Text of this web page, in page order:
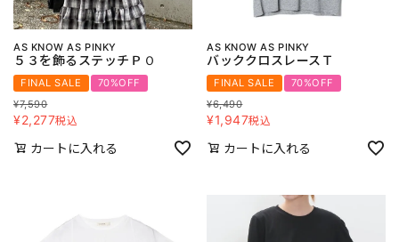
AS KNOW AS PINKY
５３を飾るステッチＰＯ
FINAL SALE
70%OFF
¥7,590
¥2,277税込
カートに入れる
AS KNOW AS PINKY
バッククロスレースＴ
FINAL SALE
70%OFF
¥6,490
¥1,947税込
カートに入れる